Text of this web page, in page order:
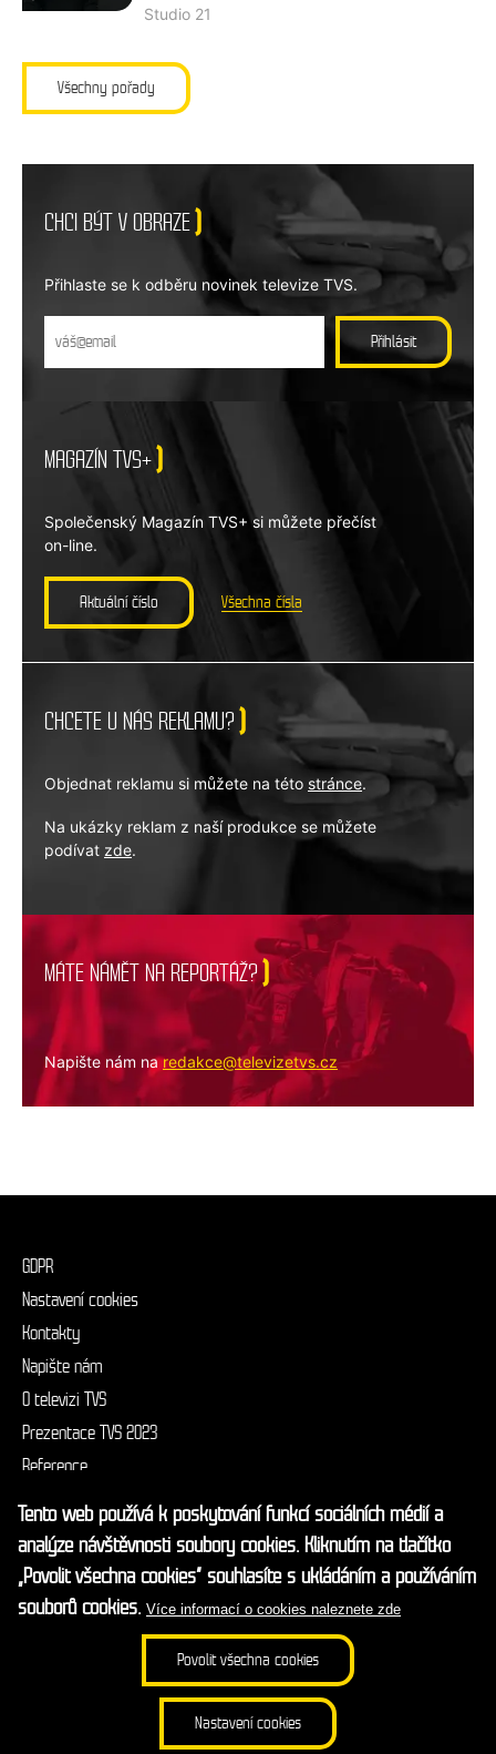
Studio 21
Všechny pořady
CHCI BÝT V OBRAZE
Přihlaste se k odběru novinek televize TVS.
MAGAZÍN TVS+
Společenský Magazín TVS+ si můžete přečíst
on-line.
Aktuální číslo Všechna čísla
CHCETE U NÁS REKLAMU?
Objednat reklamu si můžete na této stránce.
Na ukázky reklam z naší produkce se můžete
podívat zde.
MÁTE NÁMĚT NA REPORTÁŽ?
Napište nám naredakce@televizetvs.cz
Footer
menu
GDPR
Nastavení cookies
Kontakty
Napište nám
O televizi TVS
Prezentace TVS 2023
Reference
Reklama
Rychlý kontakt:
info@televizetvs.cz
Na vysílání Regionální televize TVS dohlíží Rada pro rozhlasové a
televizní vysílání
Copyright © 2009 - 2026 J.D. Production s.r.o.
Tento web používá k poskytování funkcí sociálních médií a
analýze návštěvnosti soubory cookies. Kliknutím na tlačítko
„Povolit všechna cookies“ souhlasíte s ukládáním a používáním
souborů cookies. Více informací o cookies naleznete zde
Povolit všechna cookies
Nastavení cookies